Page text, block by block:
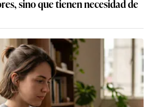
sino que tienen necesidad de